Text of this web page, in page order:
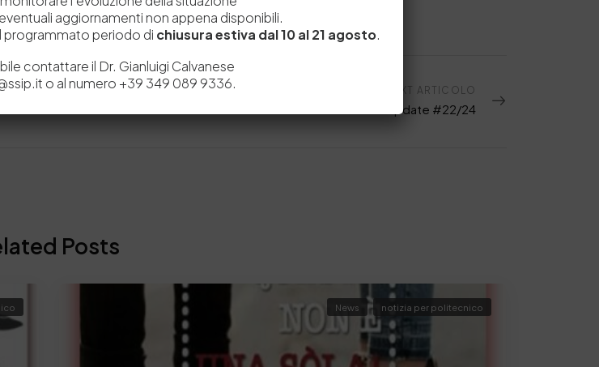
NEXT ARTICOLO
Leather Update #22/24
Posts
News notizia per politecnico
aggiornamenti non appena disponibili.
programmato periodo di chiusura estiva dal 10 al 21 agosto.
contattare il Dr. Gianluigi Calvanese
o al numero +39 349 089 9336.